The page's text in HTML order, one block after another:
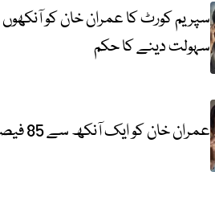
سپریم کورٹ کا عمران خان کو
سہولت دینے کا حکم
عمران خان کو ایک آنکھ سے 85 فیصد نظر آنا بند ہوگیا، سپریم کورٹ میں رپورٹ پیش